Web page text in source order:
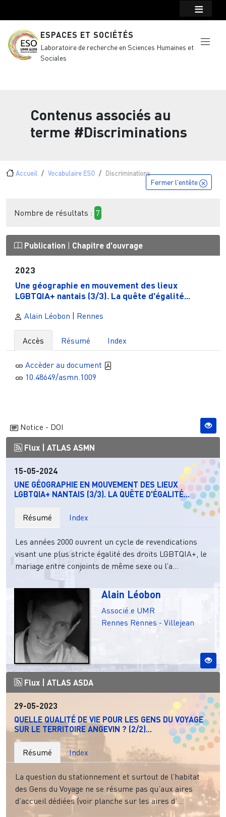
ESPACES ET SOCIÉTÉS
Laboratoire de recherche en Sciences Humaines et
Sociales
Contenus associés au
terme #Discriminations
Fil d'Ariane
Accueil Vocabulaire ESO Discriminations
Fermer l'entête
Nombre de résultats : 7
Publication Chapitre d'ouvrage
2023
Une géographie en mouvement des lieux
LGBTQIA+ nantais (3/3). La quête d'égalité...
Alain Léobon | Rennes
Accès Résumé Index
Accèder au document
10.48649/asmn.1009
Notice - DOI
Flux | ATLAS ASMN
15-05-2024
UNE GÉOGRAPHIE EN MOUVEMENT DES LIEUX
LGBTQIA+ NANTAIS (3/3). LA QUÊTE D'ÉGALITÉ...
Résumé Index
Les années 2000 ouvrent un cycle de revendications
visant une plus stricte égalité des droits LGBTQIA+, le
mariage entre conjoints de même sexe ou l’a...
Alain Léobon
Associé.e UMR
Rennes Rennes - Villejean
Flux | ATLAS ASDA
29-05-2023
QUELLE QUALITÉ DE VIE POUR LES GENS DU VOYAGE
SUR LE TERRITOIRE ANGEVIN ? (2/2)...
Résumé Index
La question du stationnement et surtout de l’habitat
des Gens du Voyage ne se résume pas qu’aux aires
d’accueil dédiées (voir planche sur les aires d’...